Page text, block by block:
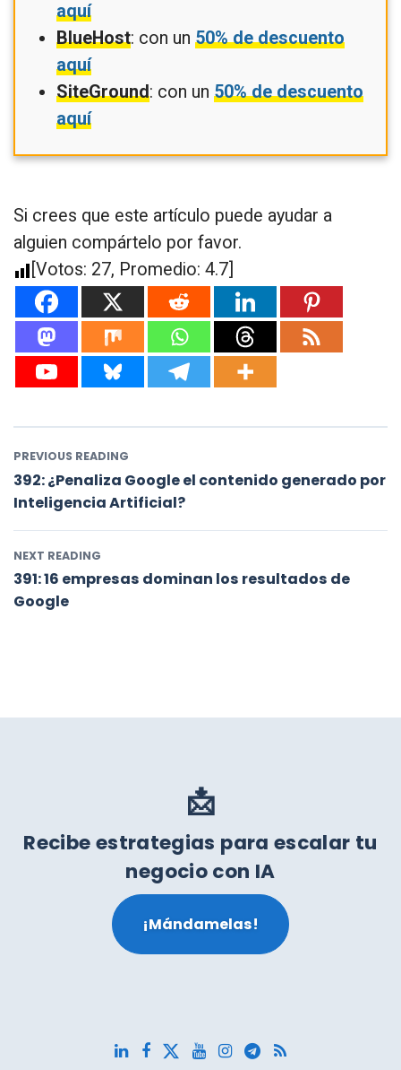
aquí
BlueHost: con un 50% de descuento
aquí
SiteGround: con un 50% de descuento
aquí
Si crees que este artículo puede ayudar a
alguien compártelo por favor.
[Votos: 27, Promedio: 4.7
PREVIOUS READING
392: ¿Penaliza Google el contenido generado por
Inteligencia Artificial?
NEXT READING
391: 16 empresas dominan los resultados de
Google
📩
Recibe estrategias para escalar tu
negocio con IA
¡Mándamelas!